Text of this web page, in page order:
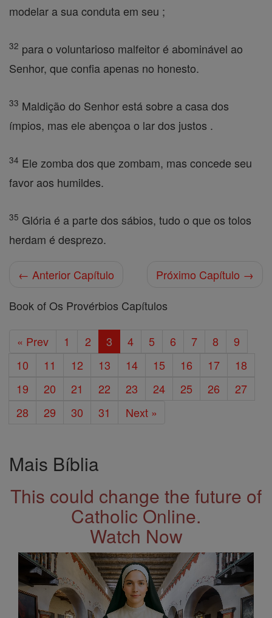
modelar a sua conduta em seu ;
32 para o voluntarioso malfeitor é abominável ao
Senhor, que confia apenas no honesto.
33 Maldição do Senhor está sobre a casa dos
ímpios, mas ele abençoa o lar dos justos .
34 Ele zomba dos que zombam, mas concede seu
favor aos humildes.
35 Glória é a parte dos sábios, tudo o que os tolos
herdam é desprezo.
← Anterior Capítulo
Próximo Capítulo →
Book of Os Provérbios Capítulos
« Prev 1 2 3 4 5 6 7 8
9
10
11 12 13 14 15 16 17
18
19
20 21 22 23 24 25 26
27
28
29 30 31 Next »
Mais Bíblia
This could change the future of
Catholic Online.
Watch Now